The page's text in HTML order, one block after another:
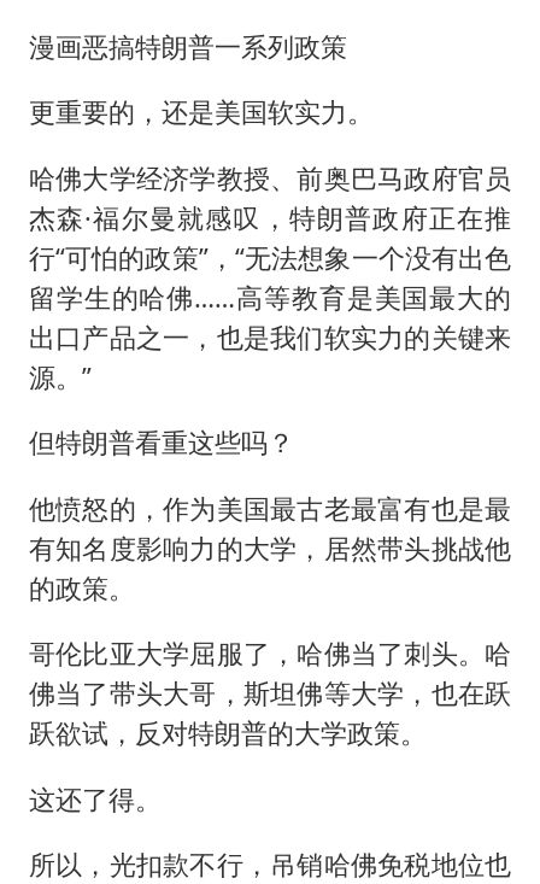
漫画恶搞特朗普一系列政策
更重要的，还是美国软实力。
哈佛大学经济学教授、前奥巴马政府官员
杰森·福尔曼就感叹，特朗普政府正在推
行“可怕的政策”，“无法想象一个没有出色
留学生的哈佛……高等教育是美国最大的
出口产品之一，也是我们软实力的关键来
源。”
但特朗普看重这些吗？
他愤怒的，作为美国最古老最富有也是最
有知名度影响力的大学，居然带头挑战他
的政策。
哥伦比亚大学屈服了，哈佛当了刺头。哈
佛当了带头大哥，斯坦佛等大学，也在跃
跃欲试，反对特朗普的大学政策。
这还了得。
所以，光扣款不行，吊销哈佛免税地位也